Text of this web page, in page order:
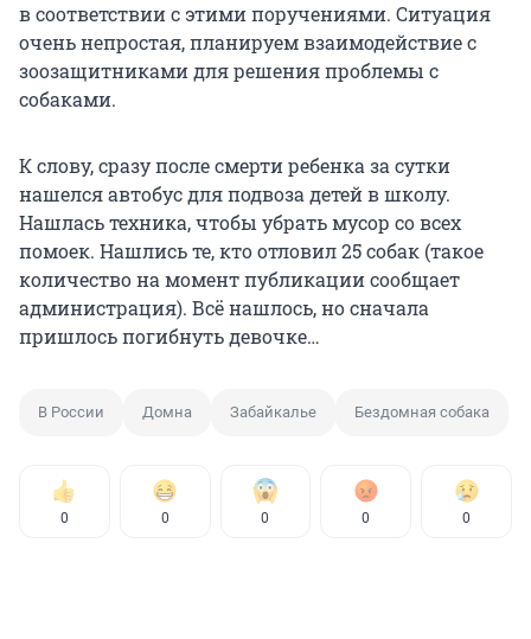
в соответствии с этими поручениями. Ситуация
очень непростая, планируем взаимодействие с
зоозащитниками для решения проблемы с
собаками.
К слову, сразу после смерти ребенка за сутки
нашелся автобус для подвоза детей в школу.
Нашлась техника, чтобы убрать мусор со всех
помоек. Нашлись те, кто отловил 25 собак (такое
количество на момент публикации сообщает
администрация). Всё нашлось, но сначала
пришлось погибнуть девочке…
В России Домна Забайкалье Бездомная собака
0 0 0 0 0